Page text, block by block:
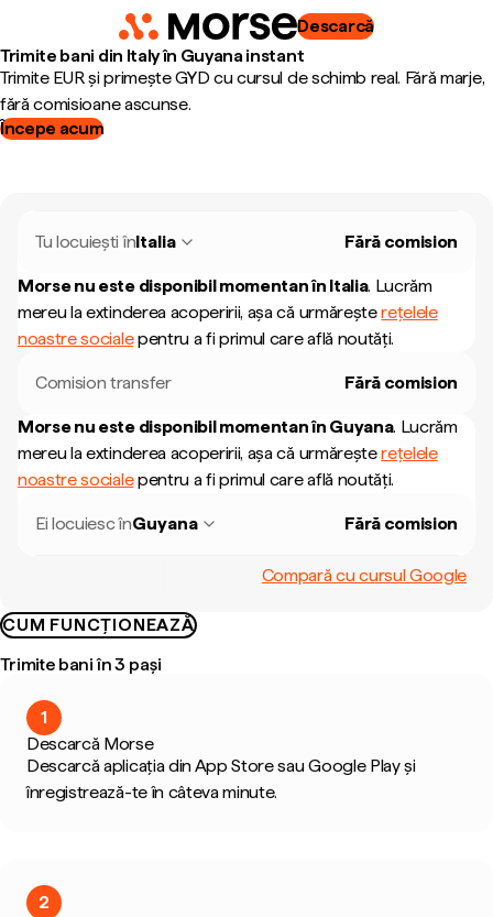
Descarcă
Trimite bani din Italy în Guyana instant
Trimite EUR și primește GYD cu cursul de schimb real. Fără marje,
fără comisioane ascunse.
Începe acum
Tu locuiești înItalia Fără comision
Morse nu este disponibil momentan în Italia. Lucrăm
mereu la extinderea acoperirii, așa că urmăreșterețelele
noastre socialepentru a fi primul care află noutăți.
Comision transfer Fără comision
Morse nu este disponibil momentan în Guyana. Lucrăm
mereu la extinderea acoperirii, așa că urmăreșterețelele
noastre socialepentru a fi primul care află noutăți.
Ei locuiesc înGuyana Fără comision
Compară cu cursul Google
CUM FUNCȚIONEAZĂ
Trimite bani în 3 pași
1
Descarcă Morse
Descarcă aplicația din App Store sau Google Play și
înregistrează-te în câteva minute.
2